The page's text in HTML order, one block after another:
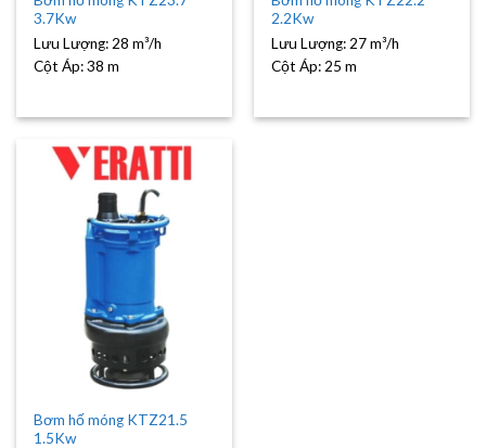
3.7Kw
Lưu Lượng: 28 m³/h
Cột Áp:38 m
2.2Kw
Lưu Lượng: 27 m³/h
Cột Áp: 25 m
Bơm hố móng KTZ21.5
1.5Kw